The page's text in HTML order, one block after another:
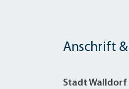
Anschrift
Stadt Walldorf